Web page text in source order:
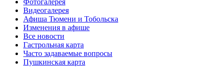
Фотогалерея
Видеогалерея
Афиша Тюмени и Тобольска
Изменения в афише
Все новости
Гастрольная карта
Часто задаваемые вопросы
Пушкинская карта